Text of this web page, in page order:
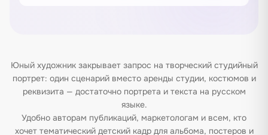
Юный художник закрывает запрос на творческий студийный
портрет: один сценарий вместо аренды студии, костюмов и
реквизита — достаточно портрета и текста на русском
языке.
Удобно авторам публикаций, маркетологам и всем, кто
хочет тематический детский кадр для альбома, постеров и